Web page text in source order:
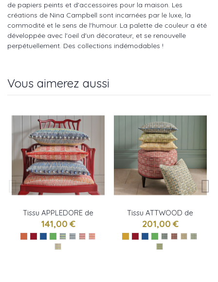
de papiers peints et d'accessoires pour la maison. Les
créations de Nina Campbell sont incarnées par le luxe, la
commodité et le sens de l'humour. La palette de couleur a été
développée avec l'oeil d'un décorateur, et se renouvelle
perpétuellement. Des collections indémodables !
Vous aimerez aussi
Tissu APPLEDORE de
Nina Campbell
141,00 €
Tissu ATTWOOD de
Nina Campbell
201,00 €